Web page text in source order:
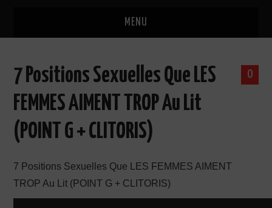
MENU
A PROPOS
PRODUCTION X
0
7 Positions Sexuelles Que LES
FEMMES AIMENT TROP Au Lit
(POINT G + CLITORIS)
7 Positions Sexuelles Que LES FEMMES AIMENT
TROP Au Lit (POINT G + CLITORIS)